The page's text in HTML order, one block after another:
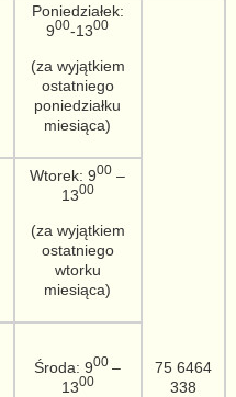
Poniedziałek:
900-1300
(za wyjątkiem
ostatniego
poniedziałku
miesiąca)
75 6464
338
Wtorek: 900 –
1300
(za wyjątkiem
ostatniego
wtorku
miesiąca)
Środa: 900 –
1300